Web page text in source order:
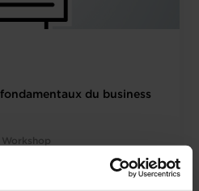
du business
Workshop